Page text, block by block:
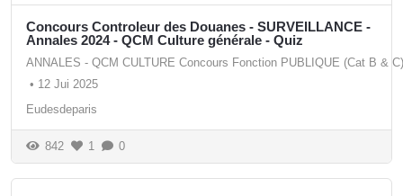
Concours Controleur des Douanes - SURVEILLANCE -
Annales 2024 - QCM Culture générale - Quiz
ANNALES - QCM CULTURE Concours Fonction PUBLIQUE (Cat B & C)
• 12 Jui 2025
Eudesdeparis
842 1 0